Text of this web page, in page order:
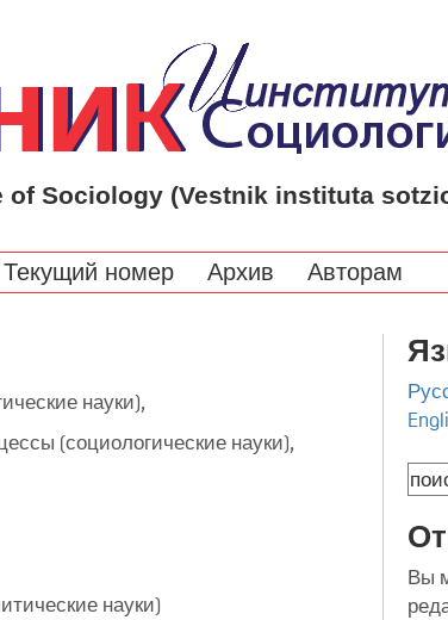
of Sociology (Vestnik instituta
Текущий номер Архив Авторам
науки),
(социологические науки),
науки)
Вы